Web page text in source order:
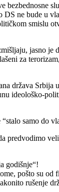
DS ne bude u
smislu
jasno
za
država
ideološko-
samo do
predvodimo
godišnje“!
pošto su
rušenje